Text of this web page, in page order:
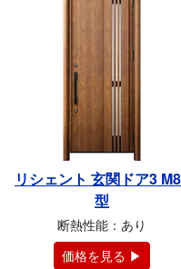
リシェント 玄関ドア3
型
断熱性能：あり
価格を見る ▶